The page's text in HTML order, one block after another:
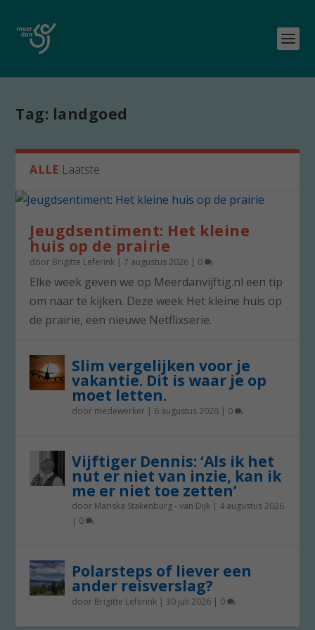
Tag: landgoed
ALLE Laatste
Jeugdsentiment: Het kleine
huis op de prairie
door Brigitte Leferink |7 augustus 2026 | 0
Elke week geven we op Meerdanvijftig.nl een tip
om naar te kijken. Deze week Het kleine huis op
de prairie, een nieuwe Netflixserie.
Slim vergelijken voor je
vakantie. Dit is waar je op
moet letten.
door medewerker | 6 augustus 2026 | 0
Vijftiger Dennis: ‘Als ik het
nut er niet van inzie, kan ik
me er niet toe zetten’
door Mariska Stakenburg - van Dijk | 4 augustus 2026
| 0
Polarsteps of liever een
ander reisverslag?
door Brigitte Leferink | 30 juli 2026 | 0